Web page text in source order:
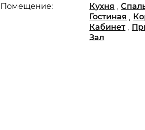
Помещение: Кухня ,
Гостиная ,
Кабинет ,
Зал